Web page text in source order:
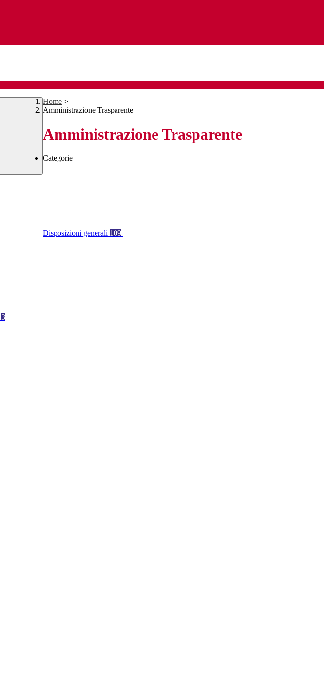
Home >
Amministrazione Trasparente
Amministrazione Trasparente
Categorie
Disposizioni generali 109
3